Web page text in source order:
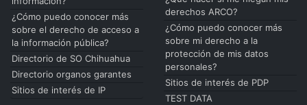
¿Cómo puedo conocer más
sobre el derecho de acceso a
la información pública?
Directorio de SO Chihuahua
Directorio organos garantes
Sitios de interés de IP
derechos ARCO?
¿Cómo puedo conocer más
sobre mi derecho a la
protección de mis datos
personales?
Sitios de interés de PDP
TEST DATA